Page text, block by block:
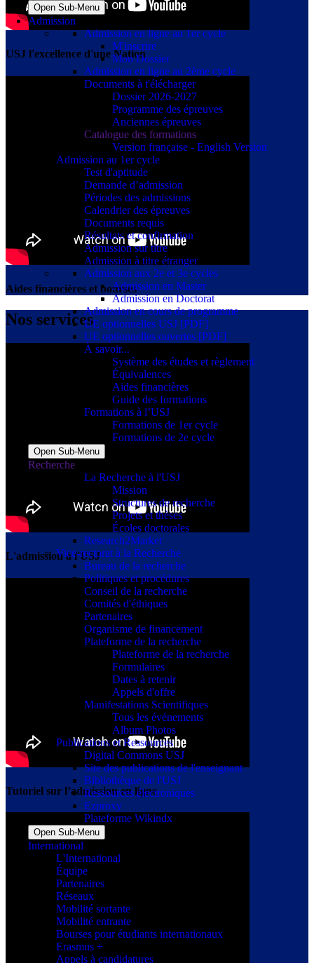
Open Sub-Menu
Admission
Admission en ligne au 1er cycle
M'inscrire
Mon Dossier
Admission en ligne au 2ème cycle
Documents à t'élécharger
Dossier 2026-2027
Programme des épreuves
Anciennes épreuves
Catalogue des formations
Version française - English Version
Admission au 1er cycle
Test d'aptitude
Demande d’admission
Périodes des admissions
Calendrier des épreuves
Documents requis
Résultats et confirmation
Admission sur titre
Admission à titre étranger
Admission aux 2e et 3e cycles
Admission en Master
Admission en Doctorat
Admission en cours de programme
UE optionnelles USJ [PDF]
UE optionnelles ouvertes [PDF]
À savoir...
Système des études et règlement
Équivalences
Aides financières
Guide des formations
Formations à l’USJ
Formations de 1er cycle
Formations de 2e cycle
Open Sub-Menu
Recherche
La Recherche à l'USJ
Mission
Structures de recherche
Projets et thèses
Écoles doctorales
Research2Market
Vice-rectorat à la Recherche
Bureau de la recherche
Politiques et procédures
Conseil de la recherche
Comités d'éthiques
Partenaires
Organisme de financement
Plateforme de la recherche
Plateforme de la recherche
Formulaires
Dates à retenir
Appels d'offre
Manifestations Scientifiques
Tous les événements
Album Photos
Publications et Ressources
Digital Commons USJ
Site des publications de l'enseignant
Bibliothèque de l'USJ
Ressources électroniques
Ezproxy
Plateforme Wikindx
Open Sub-Menu
International
L'International
Équipe
Partenaires
Réseaux
Mobilité sortante
Mobilité entrante
Bourses pour étudiants internationaux
Erasmus +
Appels à candidatures
USJ l'excellence d'une Nation
Aides financières et bourses
Nos services
L'admission à l'USJ
Tutoriel sur l’admission en ligne